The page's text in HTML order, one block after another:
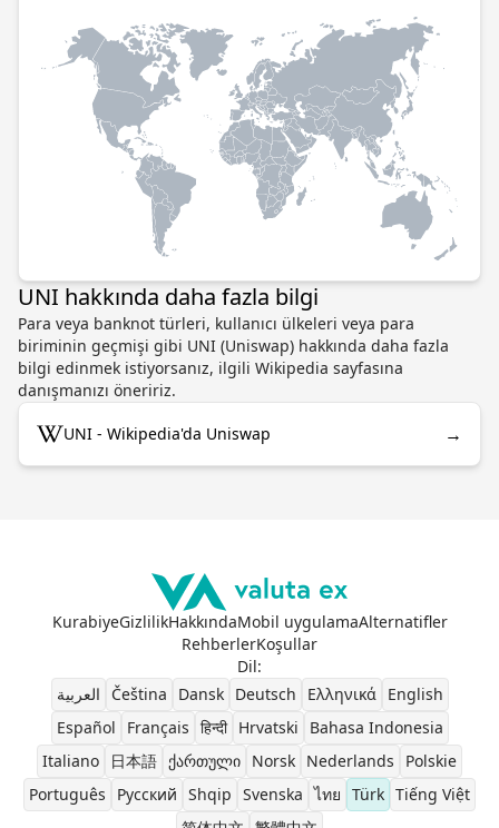
UNI hakkında daha fazla bilgi
Para veya banknot türleri, kullanıcı ülkeleri veya para
biriminin geçmişi gibi UNI (Uniswap) hakkında daha fazla
bilgi edinmek istiyorsanız, ilgili Wikipedia sayfasına
danışmanızı öneririz.
UNI - Wikipedia'da Uniswap →
KurabiyeGizlilikHakkındaMobil uygulamaAlternatifler
RehberlerKoşullar
Dil:
العربية
Čeština Dansk Deutsch Ελληνικά
English
Español
Français हिन्दी Hrvatski
Bahasa Indonesia
Italiano
日本語 ქართული Norsk Nederlands
Polskie
Português
Pусский Shqip Svenska ไทย Türk Tiếng Việt